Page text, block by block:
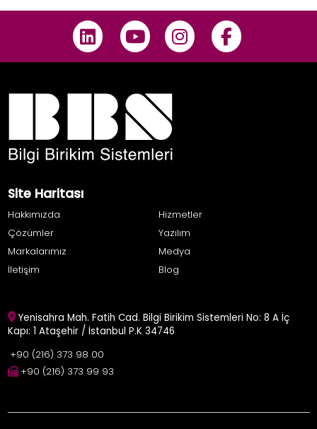
Site Haritası
Hakkımızda
Hizmetler
Çözümler
Yazılım
Markalarımız
Medya
İletişim
Blog
Yenisahra Mah. Fatih Cad. Bilgi Birikim Sistemleri No: 8 A İç
Kapı: 1 Ataşehir / İstanbul P.K 34746
+90 (216) 373 98 00
+90 (216) 373 99 93